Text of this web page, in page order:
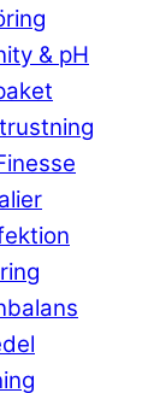
& pH